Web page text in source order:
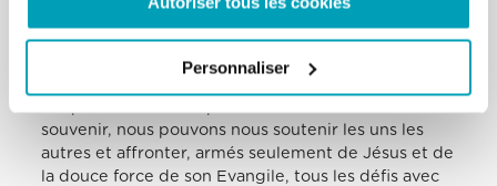
Personnaliser
monde de plus en plus riche de moyens et pauvre
d’amour, où les inégalités continuent d’augmenter.
Mais, comme les Israélites de l’Exode, les chrétiens
souvenir, nous pouvons nous soutenir les uns les
autres et affronter, armés seulement de Jésus et de
la douce force de son Evangile, tous les défis avec